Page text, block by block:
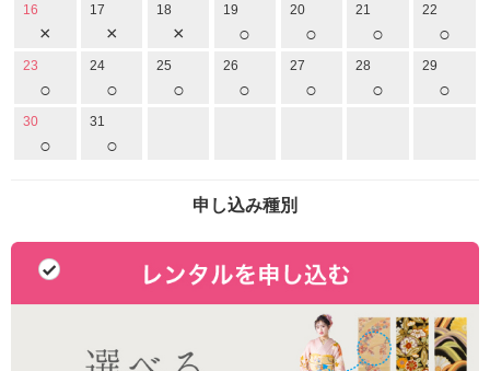
16
×
17
×
18
×
19
○
20
○
21
○
22
○
23
○
24
○
25
○
26
○
27
○
28
○
29
○
30
○
31
○
申し込み種別